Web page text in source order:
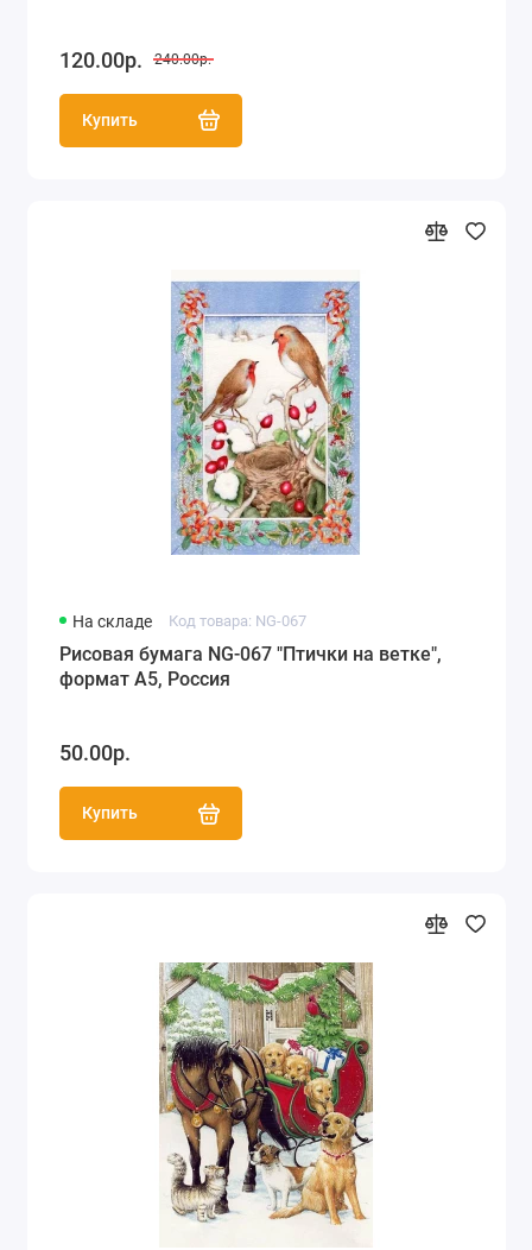
120.00р. 240.00р.
Купить
На складе Код товара: NG-067
Рисовая бумага NG-067 "Птички на ветке",
формат А5, Россия
50.00р.
Купить